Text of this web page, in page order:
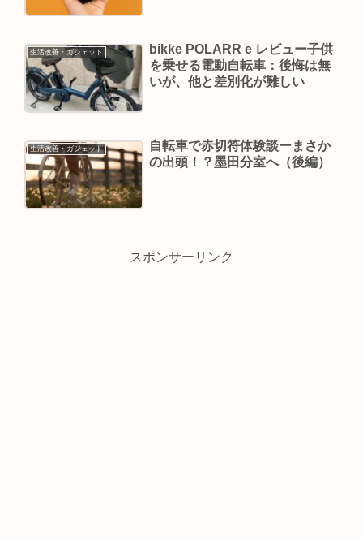
生活改善・ガジェット
bikke POLARR e レビュー子供
を乗せる電動自転車：後悔は無
いが、他と差別化が難しい
生活改善・ガジェット
自転車で赤切符体験談ーまさか
の出頭！？墨田分室へ（後編）
スポンサーリンク